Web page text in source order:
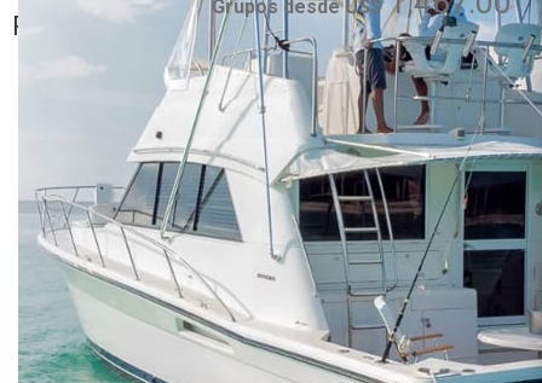
Romana
Bayahibe
Grupos desde US$